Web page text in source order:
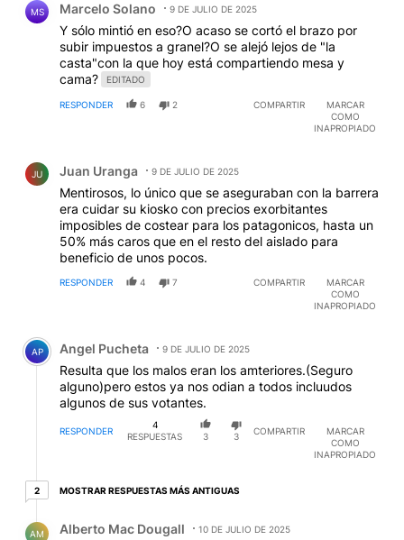
MS Marcelo Solano 9 DE JULIO DE 2025
Y sólo mintió en eso?O acaso se cortó el brazo por
subir impuestos a granel?O se alejó lejos de "la
casta"con la que hoy está compartiendo mesa y
cama?
EDITADO
RESPONDER 6 2 COMPARTIR
MARCAR
COMO
INAPROPIADO
JU Juan Uranga 9 DE JULIO DE 2025
Mentirosos, lo único que se aseguraban con la barrera
era cuidar su kiosko con precios exorbitantes
imposibles de costear para los patagonicos, hasta un
50% más caros que en el resto del aislado para
beneficio de unos pocos.
RESPONDER 4 7 COMPARTIR
MARCAR
COMO
INAPROPIADO
Comentario de Angel Pucheta.
AP Angel Pucheta 9 DE JULIO DE 2025
Resulta que los malos eran los amteriores.(Seguro
alguno)pero estos ya nos odian a todos incluudos
algunos de sus votantes.
RESPONDER
4
RESPUESTAS
3 3
COMPARTIR
MARCAR
COMO
INAPROPIADO
22 respuestas más antiguas
MOSTRAR RESPUESTAS MÁS ANTIGUAS
AM Alberto Mac Dougall
10 DE JULIO DE 2025